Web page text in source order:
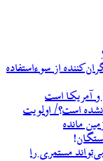
از سوءاستفاده
و آمریکا است
است؟/ اولویت
مانده
مستمری را